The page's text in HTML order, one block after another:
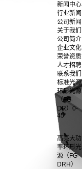
新闻中心
行业新闻
公司新闻
关于我们
公司简介
企业文化
荣誉资质
人才招聘
联系我们
标准光源
环形光源
（FG-
DR）0-
45°
高亮大功
率环形光
源（FG-
DRH）